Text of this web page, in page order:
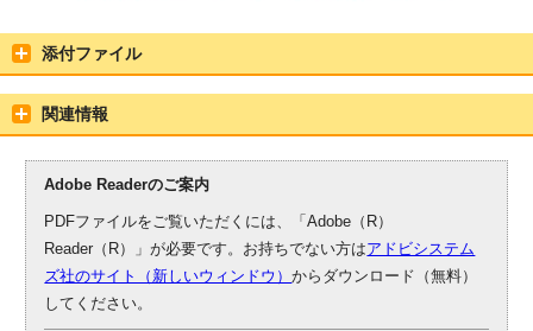
添付ファイル
関連情報
Adobe Readerのご案内
PDFファイルをご覧いただくには、「Adobe（R）
Reader（R）」が必要です。お持ちでない方はアドビシステム
ズ社のサイト（新しいウィンドウ）からダウンロード（無料）
してください。